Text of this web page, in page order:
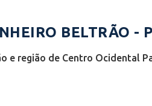
BELTRÃO -
região de Centro Ocidental